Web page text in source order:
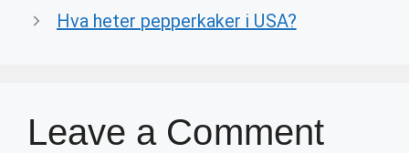
Hva heter pepperkaker i USA?
Leave a Comment